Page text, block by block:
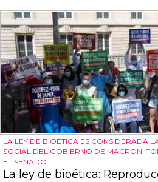
LA LEY DE BIOÉTICA ES CONSIDERADA
SOCIAL DEL GOBIERNO DE MACRON.
EL SENADO
La ley de bioética: